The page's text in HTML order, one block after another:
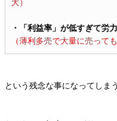
大）
・「利益率」が低すぎて労
（薄利多売で大量に売って
という残念な事になってしま